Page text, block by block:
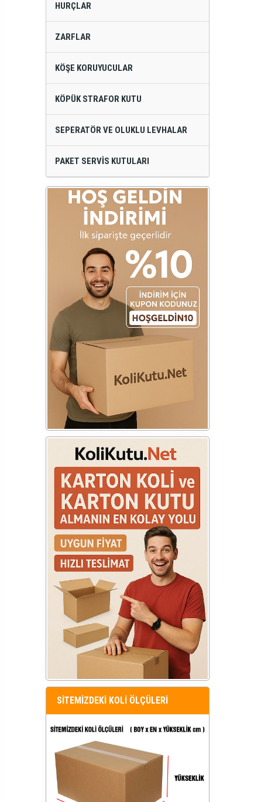
HURÇLAR
ZARFLAR
KÖŞE KORUYUCULAR
KÖPÜK STRAFOR KUTU
SEPERATÖR VE OLUKLU LEVHALAR
PAKET SERVIS KUTULARI
SİTEMİZDEKİ KOLİ ÖLÇÜLERİ